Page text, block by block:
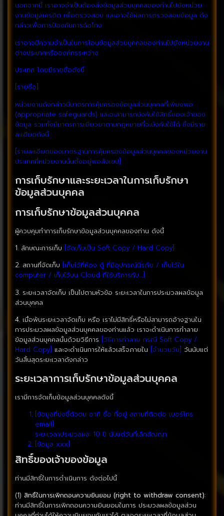
นอกจากนี้ เราอาจจำเป็นต้องส่งข้อมูลส่วนบุคคลของท่านไปยังหน่วย
งานข้อมูลเครดิต เพื่อตรวจสอบ และอาจใช้ผลการตรวจสอบข้อมูล ดัง
กล่าวเพื่อการป้องกันการฉ้อโกง
เราอาจมีความจำเป็นในการโอนข้อมูลส่วนบุคคลของท่านไปยังหน่วยงาน
ต่างประเทศหรือองค์กรระหว่าง
ประเทศ โดยมีรายชื่อดังนี้
[รายชื่อ]
หน่วยงานดังกล่าวมีมาตรการคุ้มครองข้อมูลส่วนบุคคลที่เพียงพอ
(appropriate safeguards) และจะสามารถบังคับใช้สิทธิ์ของเจ้าของ
ข้อมูล รวมทั้งมีมาตรการเยียวยาตามกฎหมายที่จะบังคับใช้ได้ ซึ่งมีราย
ละเอียดดังนี้
[รายละเอียดของมาตรฐานการคุ้มครองข้อมูลส่วนบุคคลของหน่วยงาน
ประเทศที่หน่วยงานนั้นตั้งอยู่พอสังเขป]
การเก็บรักษาและระยะเวลาในการเก็บรักษา
ข้อมูลส่วนบุคคล
การเก็บรักษาข้อมูลส่วนบุคคล
ผู้ควบคุมทำการเก็บรักษาข้อมูลส่วนบุคคลของท่าน ดังนี้
1. ลักษณะการเก็บ [จัดเก็บเป็น Soft Copy / Hard Copy]
2. สถานที่จัดเก็บ [เก็บไว้ที่ห้อง ตู้ ที่มีอุปกรณ์นิรภัย / เก็บไว้ใน
computer / เก็บไว้บน Cloud ที่ใช้บริการกับ…]
3. ระยะเวลาจัดเก็บ เป็นไปตามหัวข้อ ระยะเวลาในการประมวลผลข้อมูล
ส่วนบุคคล
4. เมื่อพ้นระยะเวลาจัดเก็บ หรือ เราไม่มีสิทธิ์หรือไม่สามารถอ้างฐานใน
การประมวลผลข้อมูลส่วนบุคคลของท่านแล้ว เราจะดำเนินการทำลาย
ข้อมูลส่วนบุคคลนั้นด้วยวิธีการ [วิธีการทำลาย กรณี Soft Copy /
Hard Copy] และจะดำเนินการให้แล้วเสร็จภายใน [จำนวนวัน] วันนับแต่
วันสิ้นสุดระยะเวลาดังกล่าว
ระยะเวลาการเก็บรักษาข้อมูลส่วนบุคคล
เรามีการจัดเก็บข้อมูลส่วนบุคคลดังนี้
[ข้อมูลที่บ่งชี้ตัวตน อาทิ ชื่อ ที่อยู่ สถานที่ติดต่อ เบอร์โทร
email]
ระยะเวลาประมวลผล: 10 ปี นับแต่วันที่เลิกสัญญา
[ข้อมูล xxx]
สิทธิ์ของเจ้าของข้อมูล
ท่านมีสิทธิ์ในการดำเนินการ ดังต่อไปนี้
(1) สิทธิ์ในการเพิกถอนความยินยอม (right to withdraw consent):
ท่านมีสิทธิ์ในการเพิกถอนความยินยอมในการ ประมวลผลข้อมูลส่วน